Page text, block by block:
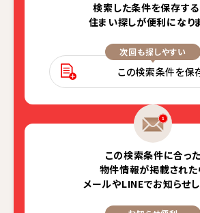
検索した条件を保存する
住まい探しが便利になり
次回も探しやすい
この検索条件を保
この検索条件に合った
物件情報が掲載された
メールやLINEでお知らせし